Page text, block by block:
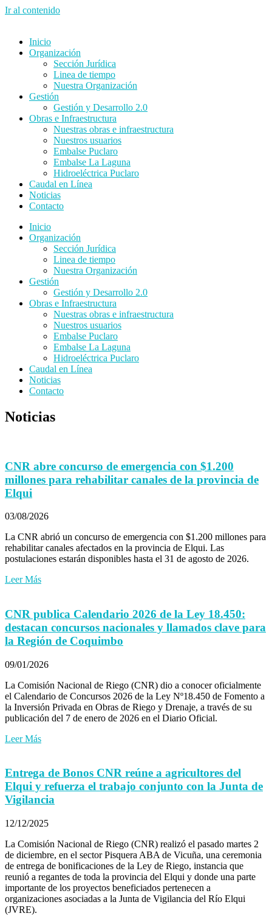
Ir al contenido
Inicio
Organización
Sección Jurídica
Linea de tiempo
Nuestra Organización
Gestión
Gestión y Desarrollo 2.0
Obras e Infraestructura
Nuestras obras e infraestructura
Nuestros usuarios
Embalse Puclaro
Embalse La Laguna
Hidroeléctrica Puclaro
Caudal en Línea
Noticias
Contacto
Inicio
Organización
Sección Jurídica
Linea de tiempo
Nuestra Organización
Gestión
Gestión y Desarrollo 2.0
Obras e Infraestructura
Nuestras obras e infraestructura
Nuestros usuarios
Embalse Puclaro
Embalse La Laguna
Hidroeléctrica Puclaro
Caudal en Línea
Noticias
Contacto
Noticias
CNR abre concurso de emergencia con $1.200
millones para rehabilitar canales de la provincia de
Elqui
03/08/2026
La CNR abrió un concurso de emergencia con $1.200 millones para
rehabilitar canales afectados en la provincia de Elqui. Las
postulaciones estarán disponibles hasta el 31 de agosto de 2026.
Leer Más
CNR publica Calendario 2026 de la Ley 18.450:
destacan concursos nacionales y llamados clave para
la Región de Coquimbo
09/01/2026
La Comisión Nacional de Riego (CNR) dio a conocer oficialmente
el Calendario de Concursos 2026 de la Ley Nº18.450 de Fomento a
la Inversión Privada en Obras de Riego y Drenaje, a través de su
publicación del 7 de enero de 2026 en el Diario Oficial.
Leer Más
Entrega de Bonos CNR reúne a agricultores del
Elqui y refuerza el trabajo conjunto con la Junta de
Vigilancia
12/12/2025
La Comisión Nacional de Riego (CNR) realizó el pasado martes 2
de diciembre, en el sector Pisquera ABA de Vicuña, una ceremonia
de entrega de bonificaciones de la Ley de Riego, instancia que
reunió a regantes de toda la provincia del Elqui y donde una parte
importante de los proyectos beneficiados pertenecen a
organizaciones asociadas a la Junta de Vigilancia del Río Elqui
(JVRE).